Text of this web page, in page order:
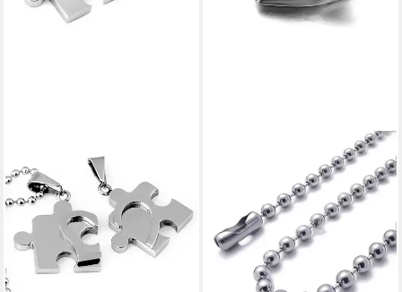
Partnerkette Delphin Herz
Classic (Set), 4tlg. Set
99,99 €
lieferbar - in 3-4 Werktagen bei dir